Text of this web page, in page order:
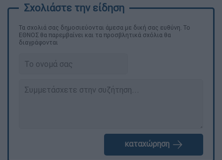
Τα σχολιά σας δημοσιεύονται άμεσα με δική σας ευθύνη. Το
ΕΘΝΟΣ θα παρεμβαίνει και τα προσβλητικά σχόλια θα
διαγράφονται
καταχώρηση